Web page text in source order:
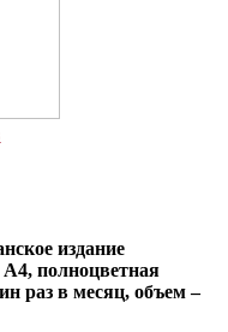
издание
полноцветная
раз в месяц, объем –